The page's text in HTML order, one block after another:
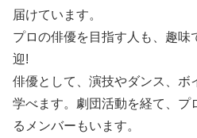
届けています。
プロの俳優を目指す人も、趣味
迎!
俳優として、演技やダンス、ボ
学べます。劇団活動を経て、プ
るメンバーもいます。